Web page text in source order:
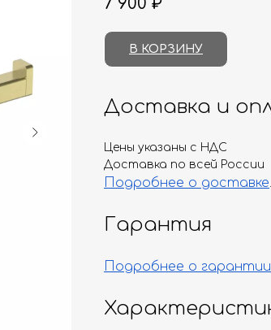
В КОРЗИНУ
Доставка и
Цены указаны с НДС
Доставка по всей России
Подробнее о доставке.
Гарантия
Подробнее о гарантии